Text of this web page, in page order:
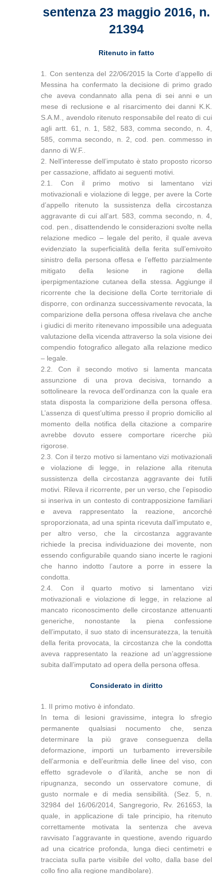
sentenza 23 maggio 2016, n.
21394
Ritenuto in fatto
1. Con sentenza del 22/06/2015 la Corte d’appello di
Messina ha confermato la decisione di primo grado
che aveva condannato alla pena di sei anni e un
mese di reclusione e al risarcimento dei danni K.K.
S.A.M., avendolo ritenuto responsabile del reato di cui
agli artt. 61, n. 1, 582, 583, comma secondo, n. 4,
585, comma secondo, n. 2, cod. pen. commesso in
danno di W.F..
2. Nell’interesse dell’imputato è stato proposto ricorso
per cassazione, affidato ai seguenti motivi.
2.1. Con il primo motivo si lamentano vizi
motivazionali e violazione di legge, per avere la Corte
d’appello ritenuto la sussistenza della circostanza
aggravante di cui all’art. 583, comma secondo, n. 4,
cod. pen., disattendendo le considerazioni svolte nella
relazione medico – legale del perito, il quale aveva
evidenziato la superficialità della ferita sull’emivoito
sinistro della persona offesa e l’effetto parzialmente
mitigato della lesione in ragione della
iperpigmentazione cutanea della stessa. Aggiunge il
ricorrente che la decisione della Corte territoriale di
disporre, con ordinanza successivamente revocata, la
comparizione della persona offesa rivelava che anche
i giudici di merito ritenevano impossibile una adeguata
valutazione della vicenda attraverso la sola visione dei
compendio fotografico allegato alla relazione medico
– legale.
2.2. Con il secondo motivo si lamenta mancata
assunzione di una prova decisiva, tornando a
sottolineare la revoca dell’ordinanza con la quale era
stata disposta la comparizione della persona offesa.
L’assenza di quest’ultima presso il proprio domicilio al
momento della notifica della citazione a comparire
avrebbe dovuto essere comportare ricerche più
rigorose.
2.3. Con il terzo motivo si lamentano vizi motivazionali
e violazione di legge, in relazione alla ritenuta
sussistenza della circostanza aggravante dei futili
motivi. Rileva il ricorrente, per un verso, che l’episodio
si inseriva in un contesto di contrapposizione familiari
e aveva rappresentato la reazione, ancorché
sproporzionata, ad una spinta ricevuta dall’imputato e,
per altro verso, che la circostanza aggravante
richiede la precisa individuazione dei movente, non
essendo configurabile quando siano incerte le ragioni
che hanno indotto l’autore a porre in essere la
condotta.
2.4. Con il quarto motivo si lamentano vizi
motivazionali e violazione di legge, in relazione al
mancato riconoscimento delle circostanze attenuanti
generiche, nonostante la piena confessione
dell’imputato, il suo stato di incensuratezza, la tenuità
della ferita provocata, la circostanza che la condotta
aveva rappresentato la reazione ad un’aggressione
subita dall’imputato ad opera della persona offesa.
Considerato in diritto
1. II primo motivo è infondato.
In tema di lesioni gravissime, integra lo sfregio
permanente qualsiasi nocumento che, senza
determinare la più grave conseguenza della
deformazione, importi un turbamento irreversibile
dell’armonia e dell’euritmia delle linee del viso, con
effetto sgradevole o d’ilarità, anche se non di
ripugnanza, secondo un osservatore comune, di
gusto normale e di media sensibilità. (Sez. 5, n.
32984 del 16/06/2014, Sangregorio, Rv. 261653, la
quale, in applicazione di tale principio, ha ritenuto
correttamente motivata la sentenza che aveva
ravvisato l’aggravante in questione, avendo riguardo
ad una cicatrice profonda, lunga dieci centimetri e
tracciata sulla parte visibile del volto, dalla base del
collo fino alla regione mandibolare).